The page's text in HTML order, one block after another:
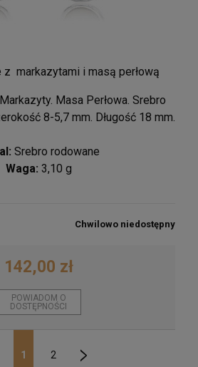
z markazytami i masą perłową
Masa Perłowa. Srebro
8-5,7 mm. Długość 18 mm.
Srebro rodowane
Waga: 3,10 g
Chwilowo niedostępny
142,00 zł
POWIADOM O
DOSTĘPNOŚCI
1 2